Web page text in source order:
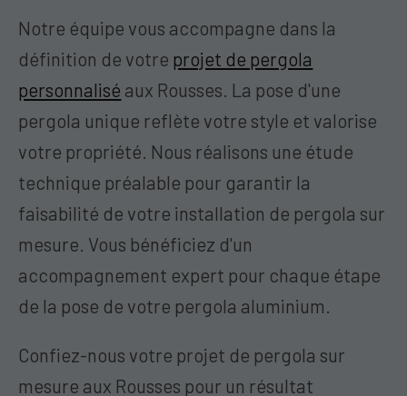
Notre équipe vous accompagne dans la
définition de votre projet de pergola
personnalisé aux Rousses. La pose d'une
pergola unique reflète votre style et valorise
votre propriété. Nous réalisons une étude
technique préalable pour garantir la
faisabilité de votre installation de pergola sur
mesure. Vous bénéficiez d'un
accompagnement expert pour chaque étape
de la pose de votre pergola aluminium.
Confiez-nous votre projet de pergola sur
mesure aux Rousses pour un résultat